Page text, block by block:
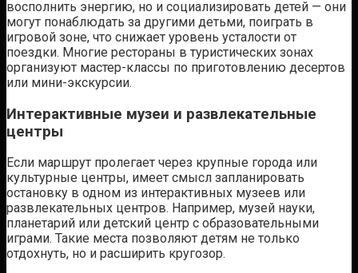
восполнить энергию, но и социализировать детей — они
могут понаблюдать за другими детьми, поиграть в
игровой зоне, что снижает уровень усталости от
поездки. Многие рестораны в туристических зонах
организуют мастер-классы по приготовлению десертов
или мини-экскурсии.
Интерактивные музеи и развлекательные
центры
Если маршрут пролегает через крупные города или
культурные центры, имеет смысл запланировать
остановку в одном из интерактивных музеев или
развлекательных центров. Например, музей науки,
планетарий или детский центр с образовательными
играми. Такие места позволяют детям не только
отдохнуть, но и расширить кругозор.